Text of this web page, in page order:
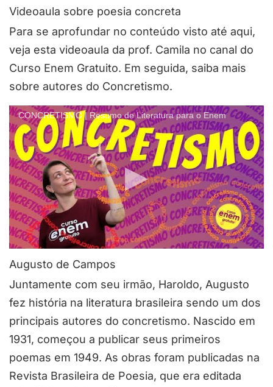
Videoaula sobre poesia concreta
Para se aprofundar no conteúdo visto até aqui,
veja esta videoaula da prof. Camila no canal do
Curso Enem Gratuito. Em seguida, saiba mais
sobre autores do Concretismo.
CONCRETISMO | Resumo de Literatura para o Enem
Augusto de Campos
Juntamente com seu irmão, Haroldo, Augusto
fez história na literatura brasileira sendo um dos
principais autores do concretismo. Nascido em
1931, começou a publicar seus primeiros
poemas em 1949. As obras foram publicadas na
Revista Brasileira de Poesia, que era editada